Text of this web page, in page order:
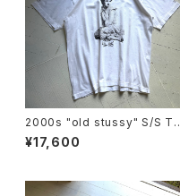
2000s "old stussy" S/S T-
shirt
¥17,600